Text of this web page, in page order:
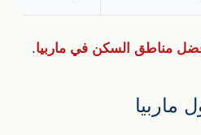
مناطق السكن في ماربيا.
ماربيا